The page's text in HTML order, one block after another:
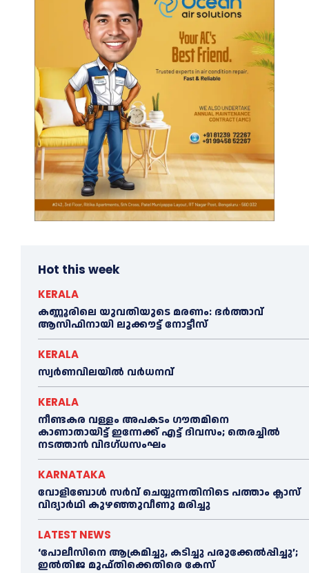
Hot this week
KERALA
കണ്ണൂരിലെ യുവതിയുടെ മരണം: ഭര്‍ത്താവ്
ആസിഫിനായി ലുക്കൗട്ട് നോട്ടീസ്
KERALA
സ്വർണവിലയിൽ വർധനവ്
KERALA
നീണ്ടകര വള്ളം അപകടം ഗൗതമിനെ
കാണാതായിട്ട് ഇന്നേക്ക് എട്ട് ദിവസം; തെരച്ചില്‍
നടത്താൻ വിദഗ്ധസംഘം
KARNATAKA
വോളിബോൾ സർവ് ചെയ്യുന്നതിനിടെ പത്താം ക്ലാസ്
വിദ്യാർഥി കുഴഞ്ഞുവീണു മരിച്ചു
LATEST NEWS
‘പോലീസിനെ ആക്രമിച്ചു, കടിച്ചു പരുക്കേല്‍പ്പിച്ചു’;
ഇല്‍തിജ മുഫ്തിക്കെതിരെ കേസ്